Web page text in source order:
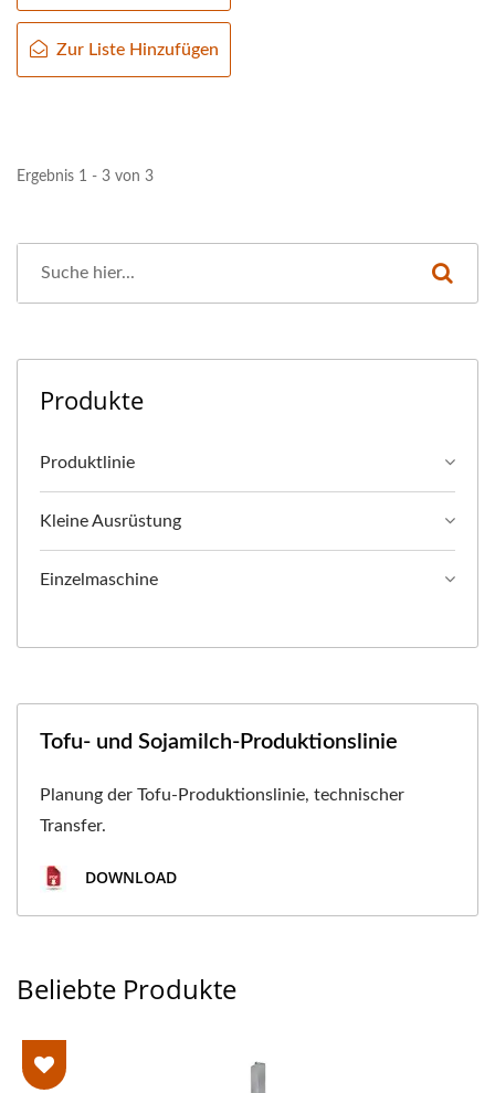
Zur Liste Hinzufügen
Ergebnis 1 - 3 von 3
Produkte
Produktlinie
Kleine Ausrüstung
Einzelmaschine
Tofu- und Sojamilch-Produktionslinie
Planung der Tofu-Produktionslinie, technischer
Transfer.
DOWNLOAD
Beliebte Produkte